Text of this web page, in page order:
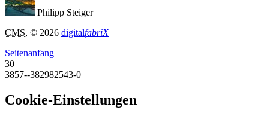
Philipp Steiger
CMS, © 2026 digitalfabriX
Seitenanfang
30
3857--382982543-0
Cookie-Einstellungen